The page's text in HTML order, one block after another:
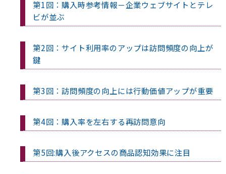
第1回：購入時参考情報－企業ウェブサイトとテレ
ビが並ぶ
第2回：サイト利用率のアップは訪問頻度の向上が
鍵
第3回：訪問頻度の向上には行動価値アップが重要
第4回：購入率を左右する再訪問意向
第5回:購入後アクセスの商品認知効果に注目